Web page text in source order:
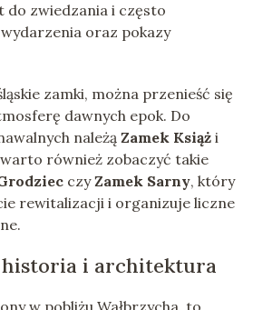
do zwiedzania i często
oraz pokazy
zamki, można przenieść się
dawnych epok. Do
należą Zamek Książi
również zobaczyć takie
czyZamek Sarny, który
rewitalizacji i organizuje liczne
historia i architektura